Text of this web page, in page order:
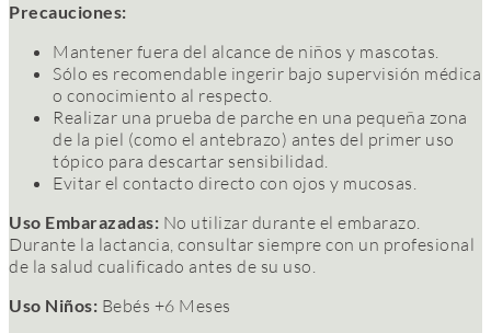
Precauciones:
Mantener fuera del alcance de niños y mascotas.
Sólo es recomendable ingerir bajo supervisión médica
o conocimiento al respecto.
Realizar una prueba de parche en una pequeña zona
de la piel (como el antebrazo) antes del primer uso
tópico para descartar sensibilidad.
Evitar el contacto directo con ojos y mucosas.
Uso Embarazadas: No utilizar durante el embarazo.
Durante la lactancia, consultar siempre con un profesional
de la salud cualificado antes de su uso.
Uso Niños: Bebés +6 Meses